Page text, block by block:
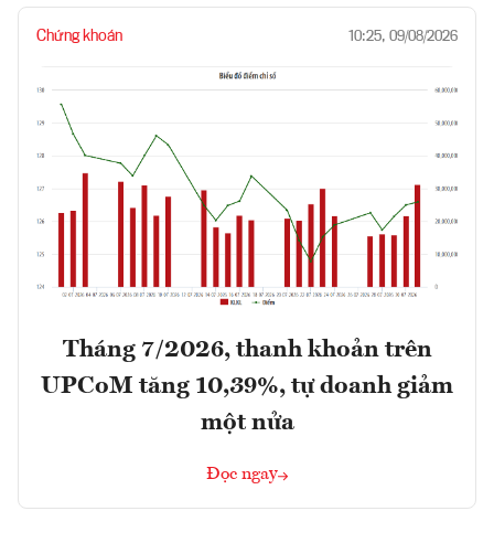
Chứng khoán 10:25, 09/08/2026
Tháng 7/2026, thanh khoản trên
UPCoM tăng 10,39%, tự doanh giảm
một nửa
Đọc ngay